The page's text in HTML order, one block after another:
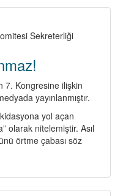
ve
Uğruna
TKP’ye
İlişkin
Devrimci
Kamuoyuna
Bilgilendirme
Sekreterliği
7. Kongresine ilişkin
yayınlanmıştır.
yol açan
olarak nitelemiştir. Asıl
örtme çabası söz